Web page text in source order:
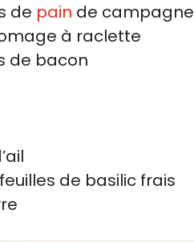
de pain de campagne
à raclette
de bacon
de basilic frais